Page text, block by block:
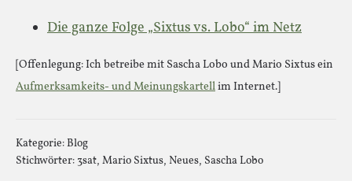
Die ganze Folge „Sixtus vs. Lobo“ im Netz
[Offenlegung: Ich betreibe mit Sascha Lobo und Mario Sixtus ein
Aufmerksamkeits- und Meinungskartellim Internet.]
Kategorie:Blog
Stichwörter: 3sat, Mario Sixtus, Neues, Sascha Lobo